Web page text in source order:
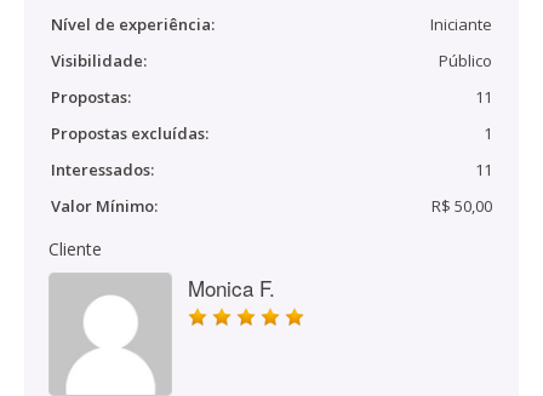
Nível de experiência:
Iniciante
Visibilidade:
Público
Propostas:
11
Propostas excluídas:
1
Interessados:
11
Valor Mínimo:
R$ 50,00
Cliente
Monica F.